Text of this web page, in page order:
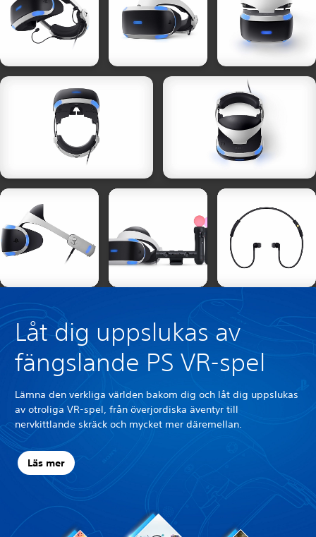
Låt dig uppslukas av
fängslande PS VR-spel
Lämna den verkliga världen bakom dig och låt dig uppslukas
av otroliga VR-spel, från överjordiska äventyr till
nervkittlande skräck och mycket mer däremellan.
Läs mer